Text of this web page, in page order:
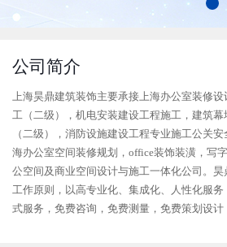
公司简介
上海昊鼎建筑装饰主要承接上海办公室装修
工（二级），机电安装建设工程施工，建筑
（二级），消防设施建设工程专业施工公关
海办公室空间装修规划，office装饰装潢，写
公空间及商业空间设计与施工一体化公司。
工作原则，以高专业化、集成化、人性化服
式服务，免费咨询，免费测量，免费策划设